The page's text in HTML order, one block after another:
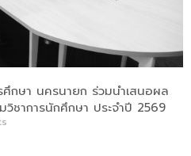
กษา นครนายก ร่วมนำเสนอผล
วิชาการนักศึกษา ประจำปี 2569